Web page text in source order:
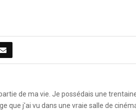
de ma vie. Je possédais une
que j'ai vu dans une vraie salle de